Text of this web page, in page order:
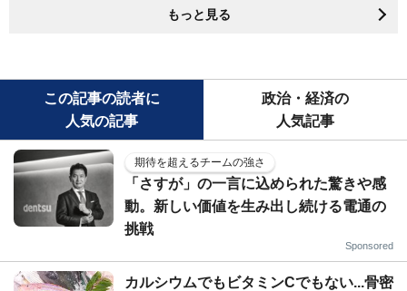
もっと見る
この記事の読者に
人気の記事
政治・経済の
人気記事
期待を超えるチームの強さ
「さすが」の一言に込められた驚きや感
動。新しい価値を生み出し続ける電通の
挑戦
Sponsored
カルシウムでもビタミンCでもない...骨密